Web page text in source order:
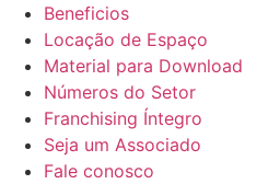
Beneficios
Locação de Espaço
Material para Download
Números do Setor
Franchising Íntegro
Seja um Associado
Fale conosco